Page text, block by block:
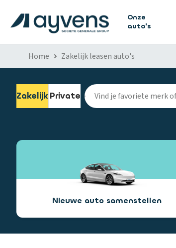
Onze
auto's
Home Zakelijk leasen auto's
ZakelijkPrivate
Nieuwe auto samenstellen